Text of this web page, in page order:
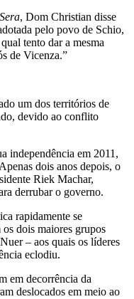
, Dom Christian disse
pelo povo de Schio,
tento dar a mesma
de Vicenza.”
um dos territórios de
devido ao conflito
independência em 2011,
dois anos depois, o
Riek Machar,
derrubar o governo.
rapidamente se
dois maiores grupos
– aos quais os líderes
eclodiu.
em decorrência da
deslocados em meio ao